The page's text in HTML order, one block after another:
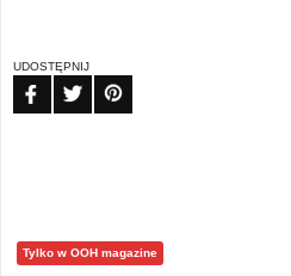
UDOSTĘPNIJ
Tylko w OOH magazine